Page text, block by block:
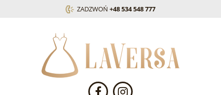
ZADZWOŃ +48 534 548 777